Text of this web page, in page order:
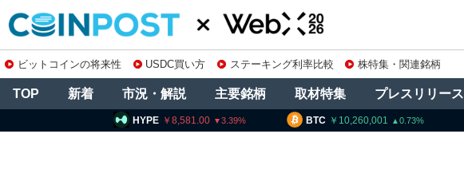
ビットコインの将来性 USDC買い方 ステーキング利率比較 株特集・関連銘柄
TOP 新着 市況・解説 主要銘柄 取材特集 プレスリリース
BTC 10,260,001 ETH 302,403.0